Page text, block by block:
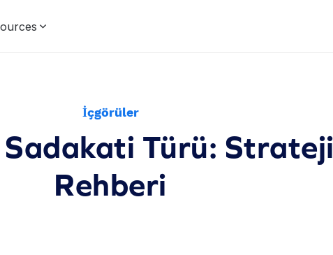
İçgörüler
Türü:
Rehberi